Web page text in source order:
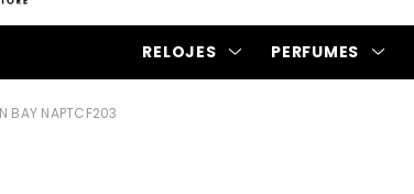
RELOJES PERFUMES
BAY NAPTCF203